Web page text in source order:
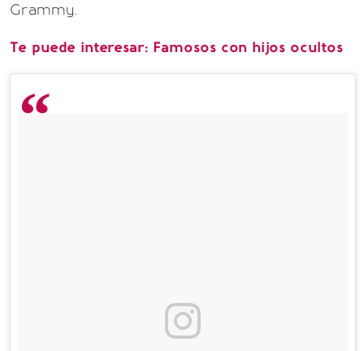
Grammy.
Te puede interesar: Famosos con hijos ocultos